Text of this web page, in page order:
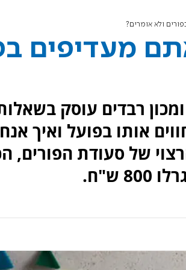
ולא אומרים?
מעדיפים
הסקר החדש ערוץ 7 ומכון רבדים
אותו בפועל ואיך
של סעודת הפורים,
ש"ח.